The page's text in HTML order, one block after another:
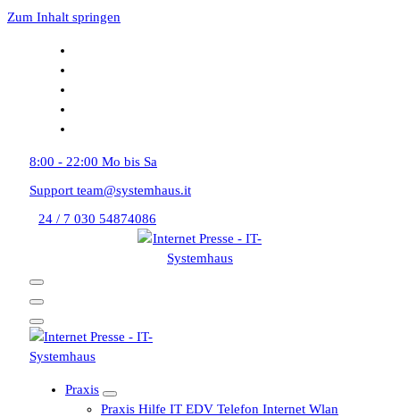
Zum Inhalt springen
8:00 - 22:00 Mo bis Sa
Support team@systemhaus.it
24 / 7 030 54874086
Praxis
Praxis Hilfe IT EDV Telefon Internet Wlan